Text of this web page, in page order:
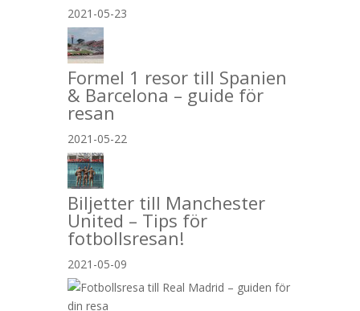
2021-05-23
Formel 1 resor till Spanien
& Barcelona – guide för
resan
2021-05-22
Biljetter till Manchester
United – Tips för
fotbollsresan!
2021-05-09